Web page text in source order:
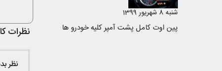
شنبه 8 شهریور 1399
پین اوت کامل پشت آمپر کلیه خودرو ها
نظرات
نظر